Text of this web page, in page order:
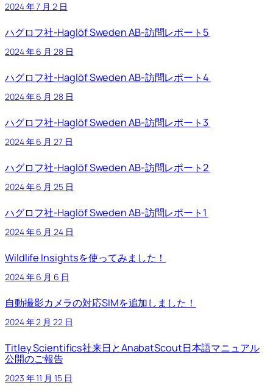
2024 年 7 月 2 日
ハグロフ社-Haglöf Sweden AB-訪問レポート5
2024 年 6 月 28 日
ハグロフ社-Haglöf Sweden AB-訪問レポート4
2024 年 6 月 28 日
ハグロフ社-Haglöf Sweden AB-訪問レポート3
2024 年 6 月 27 日
ハグロフ社-Haglöf Sweden AB-訪問レポート2
2024 年 6 月 25 日
ハグロフ社-Haglöf Sweden AB-訪問レポート1
2024 年 6 月 24 日
Wildlife Insightsを使ってみました！
2024 年 6 月 6 日
自動撮影カメラの対応SIMを追加しました！
2024 年 2 月 22 日
Titley Scientifics社来日とAnabatScout日本語マニュアル
公開のご報告
2023 年 11 月 15 日